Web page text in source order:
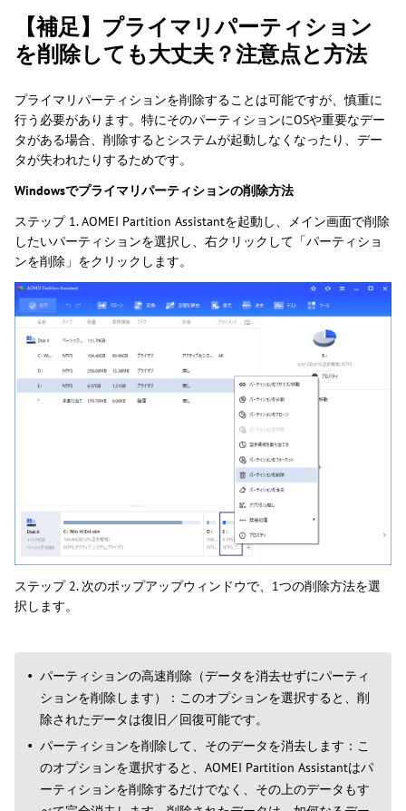
【補足】プライマリパーティション
を削除しても大丈夫？注意点と方法
プライマリパーティションを削除することは可能ですが、慎重に
行う必要があります。特にそのパーティションにOSや重要なデー
タがある場合、削除するとシステムが起動しなくなったり、デー
タが失われたりするためです。
Windowsでプライマリパーティションの削除方法
ステップ 1. AOMEI Partition Assistantを起動し、メイン画面で削除
したいパーティションを選択し、右クリックして「パーティショ
ンを削除」をクリックします。
ステップ 2. 次のポップアップウィンドウで、1つの削除方法を選
択します。
パーティションの高速削除（データを消去せずにパーティ
ションを削除します）：このオプションを選択すると、削
除されたデータは復旧／回復可能です。
パーティションを削除して、そのデータを消去します：こ
のオプションを選択すると、AOMEI Partition Assistantはパ
ーティションを削除するだけでなく、その上のデータもす